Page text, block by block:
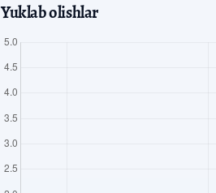
Yuklab olishlar